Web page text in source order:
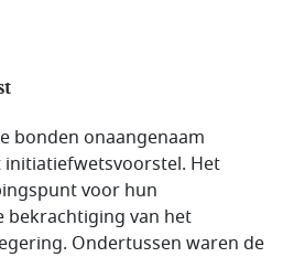
bonden onaangenaam
Het
voor hun
bekrachtiging van het
Ondertussen waren de